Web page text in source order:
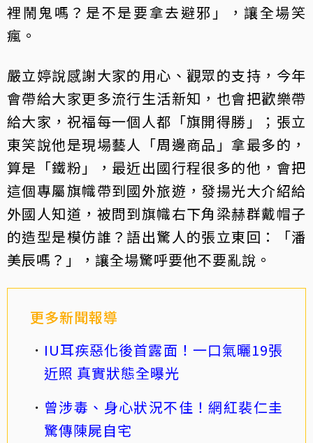
裡鬧鬼嗎？是不是要拿去避邪」，讓全場笑
瘋。
嚴立婷說感謝大家的用心、觀眾的支持，今年
會帶給大家更多流行生活新知，也會把歡樂帶
給大家，祝福每一個人都「旗開得勝」；張立
東笑說他是現場藝人「周邊商品」拿最多的，
算是「鐵粉」，最近出國行程很多的他，會把
這個專屬旗幟帶到國外旅遊，發揚光大介紹給
外國人知道，被問到旗幟右下角梁赫群戴帽子
的造型是模仿誰？語出驚人的張立東回：「潘
美辰嗎？」，讓全場驚呼要他不要亂說。
更多新聞報導
IU耳疾惡化後首露面！一口氣曬19張
近照 真實狀態全曝光
曾涉毒、身心狀況不佳！網紅裴仁圭
驚傳陳屍自宅